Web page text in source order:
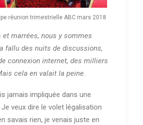
réunion trimestrielle ABC mars 2018
et marrées, nous y sommes
fallu des nuits de discussions,
connexion internet, des milliers
cela en valait la peine.
jamais impliquée dans une
veux dire le volet légalisation
savais rien, je venais juste en